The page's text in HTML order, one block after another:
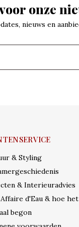
onze
nieuws en
& Styling
& Interieuradvies
d'Eau & hoe het
begon